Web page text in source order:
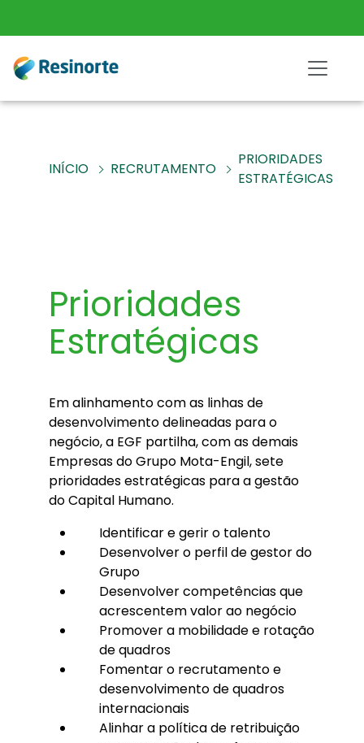
INÍCIO RECRUTAMENTO
PRIORIDADES
ESTRATÉGICAS
Prioridades
Estratégicas
Em alinhamento com as linhas de
desenvolvimento delineadas para o
negócio, a EGF partilha, com as demais
Empresas do Grupo Mota-Engil, sete
prioridades estratégicas para a gestão
do Capital Humano.
Identificar e gerir o talento
Desenvolver o perfil de gestor do
Grupo
Desenvolver competências que
acrescentem valor ao negócio
Promover a mobilidade e rotação
de quadros
Fomentar o recrutamento e
desenvolvimento de quadros
internacionais
Alinhar a política de retribuição